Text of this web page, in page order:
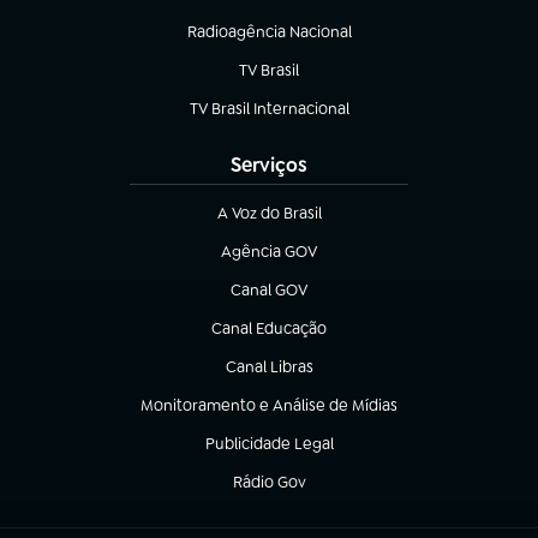
Radioagência Nacional
(abre em nova aba)
TV Brasil
(abre em nova aba)
TV Brasil Internacional
(abre em nova aba)
Serviços
A Voz do Brasil
(abre em nova aba)
Agência GOV
(abre em nova aba)
Canal GOV
(abre em nova aba)
Canal Educação
(abre em nova aba)
Canal Libras
(abre em nova aba)
Monitoramento e Análise de Mídias
(abre em nova aba)
Publicidade Legal
(abre em nova aba)
Rádio Gov
(abre em nova aba)